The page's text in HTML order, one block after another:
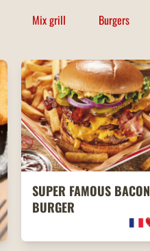
Mix grill Burgers
SUPER FAMOUS BACON
BURGER